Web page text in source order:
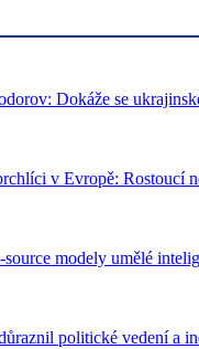
Dokáže se
v Evropě: Rostoucí
source modely umělé
politické vedení a